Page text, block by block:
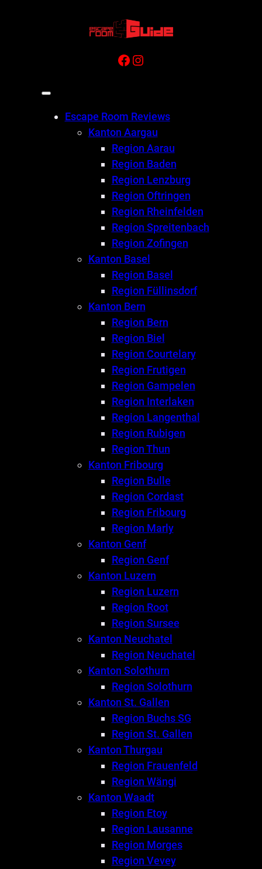
Facebook
Instagram
Escape Room Reviews
Kanton Aargau
Region Aarau
Region Baden
Region Lenzburg
Region Oftringen
Region Rheinfelden
Region Spreitenbach
Region Zofingen
Kanton Basel
Region Basel
Region Füllinsdorf
Kanton Bern
Region Bern
Region Biel
Region Courtelary
Region Frutigen
Region Gampelen
Region Interlaken
Region Langenthal
Region Rubigen
Region Thun
Kanton Fribourg
Region Bulle
Region Cordast
Region Fribourg
Region Marly
Kanton Genf
Region Genf
Kanton Luzern
Region Luzern
Region Root
Region Sursee
Kanton Neuchatel
Region Neuchatel
Kanton Solothurn
Region Solothurn
Kanton St. Gallen
Region Buchs SG
Region St. Gallen
Kanton Thurgau
Region Frauenfeld
Region Wängi
Kanton Waadt
Region Etoy
Region Lausanne
Region Morges
Region Vevey